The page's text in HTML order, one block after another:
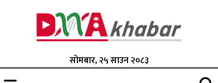
सोमबार, २५ साउन २०८३